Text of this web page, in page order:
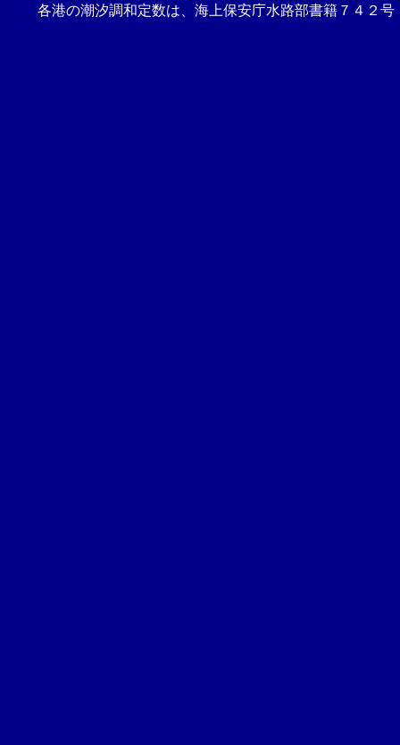
各港の潮汐調和定数は、海上保安庁水路部書籍７４２